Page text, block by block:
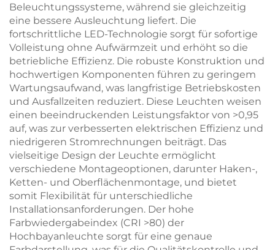
Beleuchtungssysteme, während sie gleichzeitig
eine bessere Ausleuchtung liefert. Die
fortschrittliche LED-Technologie sorgt für sofortige
Volleistung ohne Aufwärmzeit und erhöht so die
betriebliche Effizienz. Die robuste Konstruktion und
hochwertigen Komponenten führen zu geringem
Wartungsaufwand, was langfristige Betriebskosten
und Ausfallzeiten reduziert. Diese Leuchten weisen
einen beeindruckenden Leistungsfaktor von >0,95
auf, was zur verbesserten elektrischen Effizienz und
niedrigeren Stromrechnungen beiträgt. Das
vielseitige Design der Leuchte ermöglicht
verschiedene Montageoptionen, darunter Haken-,
Ketten- und Oberflächenmontage, und bietet
somit Flexibilität für unterschiedliche
Installationsanforderungen. Der hohe
Farbwiedergabeindex (CRI >80) der
Hochbayanleuchte sorgt für eine genaue